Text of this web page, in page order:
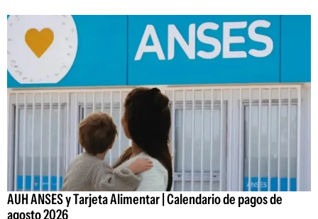
AUH ANSES y Tarjeta Alimentar | Calendario de pagos de
agosto 2026